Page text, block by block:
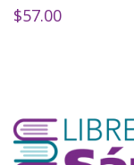
$57.00